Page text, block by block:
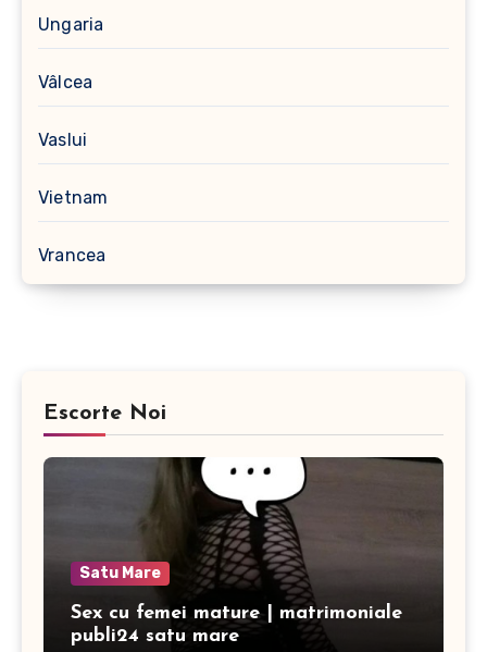
Ungaria
Vâlcea
Vaslui
Vietnam
Vrancea
Escorte Noi
Satu Mare
Sex cu femei mature | matrimoniale
publi24 satu mare